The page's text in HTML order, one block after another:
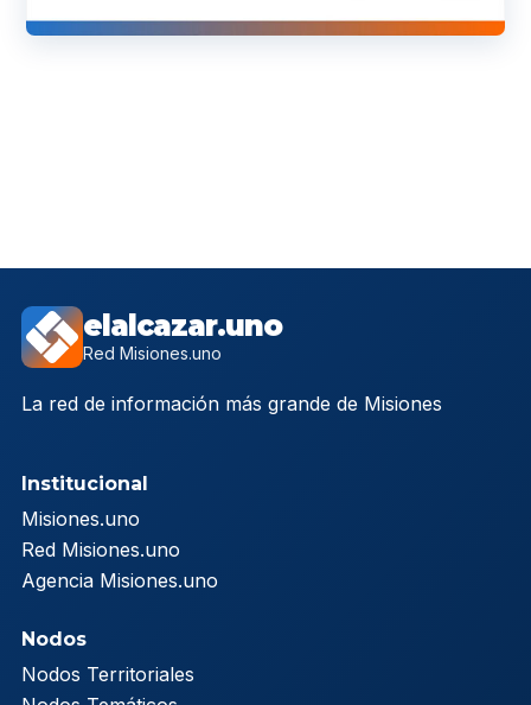
elalcazar.uno
Red Misiones.uno
La red de información más grande de Misiones
Institucional
Misiones.uno
Red Misiones.uno
Agencia Misiones.uno
Nodos
Nodos Territoriales